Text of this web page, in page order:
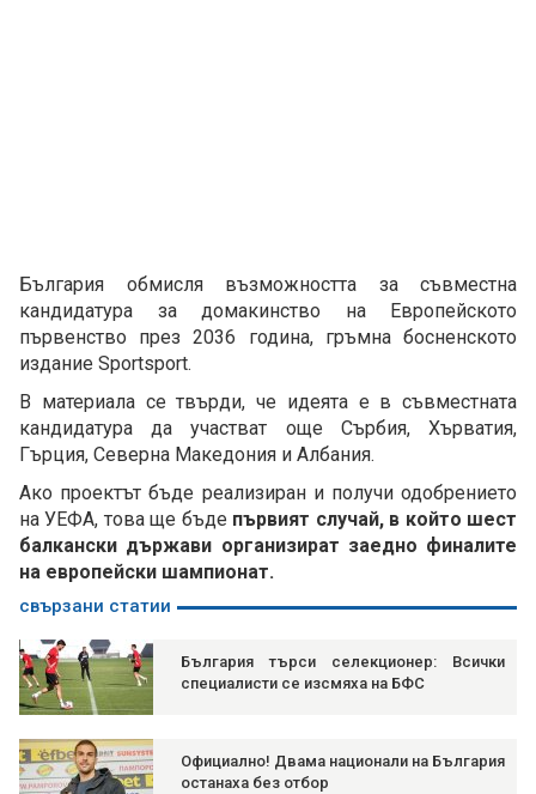
България обмисля възможността за съвместна
кандидатура за домакинство на Европейското
първенство през 2036 година, гръмна босненското
издание Sportsport.
В материала се твърди, че идеята е в съвместната
кандидатура да участват още Сърбия, Хърватия,
Гърция, Северна Македония и Албания.
Ако проектът бъде реализиран и получи одобрението
на УЕФА, това ще бъде първият случай, в който шест
балкански държави организират заедно финалите
на европейски шампионат.
свързани статии
България търси селекционер: Всички
специалисти се изсмяха на БФС
Официално! Двама национали на България
останаха без отбор